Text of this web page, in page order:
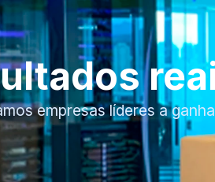
empresas líderes a